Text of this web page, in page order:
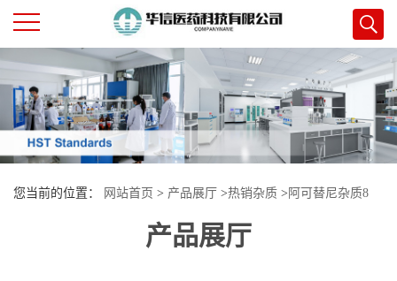
公
司
首
页
您当前的位置： 网站首页 > 产品展厅 >热销杂质 > 阿可替尼杂质8
产品展厅